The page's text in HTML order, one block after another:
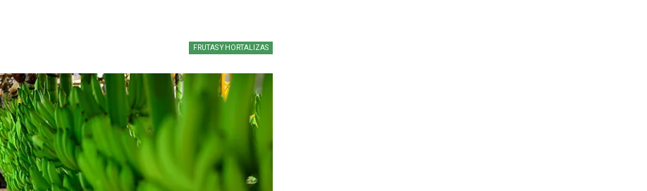
FRUTAS Y HORTALIZAS